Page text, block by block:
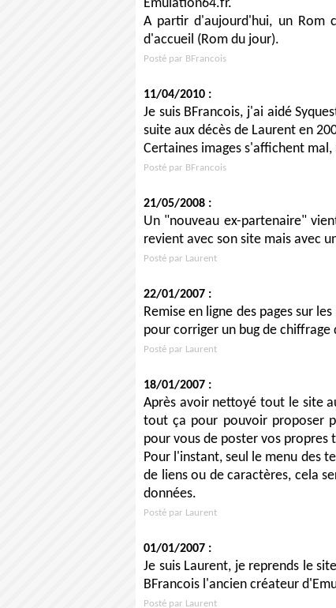
Emulation64.fr.
A partir d'aujourd'hui, un Rom
d'accueil (Rom du jour).
Posté par BFrancois
11/04/2010 :
Je suis BFrancois, j'ai aidé
suite aux décès de Laurent en
Certaines images s'affichent
Posté par BFrancois
21/05/2008 :
Un "nouveau ex-partenaire"
revient avec son site mais avec
Posté par Laurent
22/01/2007 :
Remise en ligne des pages sur
pour corriger un bug de chiffrage
Posté par Laurent
18/01/2007 :
Après avoir nettoyé tout le site
tout ça pour pouvoir proposer
pour vous de poster vos
Pour l'instant, seul le menu des
de liens ou de caractères, cela
données.
Posté par Laurent
01/01/2007 :
Je suis Laurent, je reprends le
BFrancois l'ancien créateur
Posté par Laurent